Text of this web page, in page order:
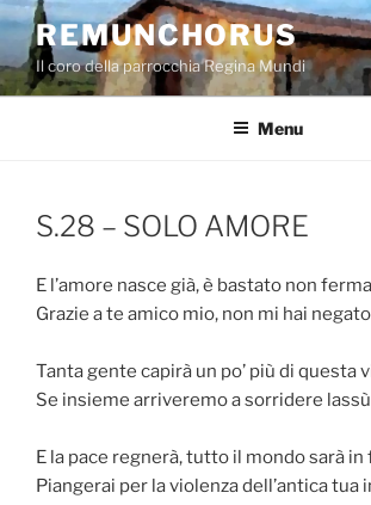
Salta
contenuto
REMUNCHORUS
Il coro della parrocchia Regina Mundi
Menu
S.28 – SOLO AMORE
E l’amore nasce già, è bastato non
Grazie a te amico mio, non mi hai
Tanta gente capirà un po’ più di questa
Se insieme arriveremo a sorridere
E la pace regnerà, tutto il mondo sarà in
Piangerai per la violenza dell’antica tua